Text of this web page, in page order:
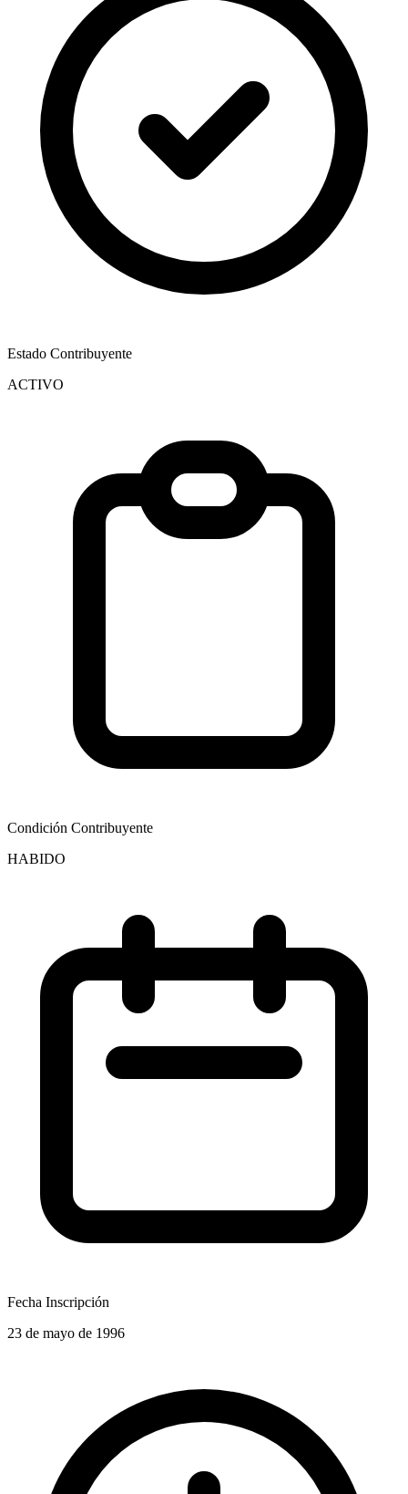
Estado Contribuyente
ACTIVO
Condición Contribuyente
HABIDO
Fecha Inscripción
23 de mayo de 1996